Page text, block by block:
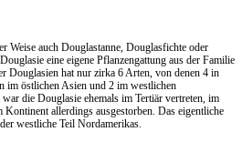
Weise auch Douglastanne, Douglasfichte oder
eine eigene Pflanzengattung aus der Familie
Douglasien hat nur zirka 6 Arten, von denen 4 in
im östlichen Asien und 2 im westlichen
die Douglasie ehemals im Tertiär vertreten, im
allerdings ausgestorben. Das eigentliche
westliche Teil Nordamerikas.